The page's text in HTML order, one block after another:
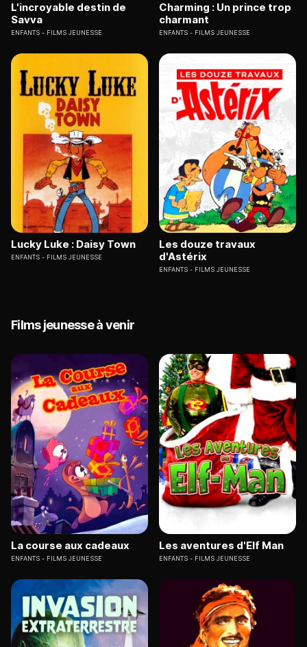
L'incroyable destin de
Savva
ENFANTS FILMS JEUNESSE
Charming : Un prince trop
charmant
ENFANTS FILMS JEUNESSE
Lucky Luke : Daisy Town
ENFANTS FILMS JEUNESSE
Les douze travaux
d'Astérix
ENFANTS FILMS JEUNESSE
Films jeunesse à venir
La course aux cadeaux
ENFANTS FILMS JEUNESSE
Les aventures d'Elf Man
ENFANTS FILMS JEUNESSE